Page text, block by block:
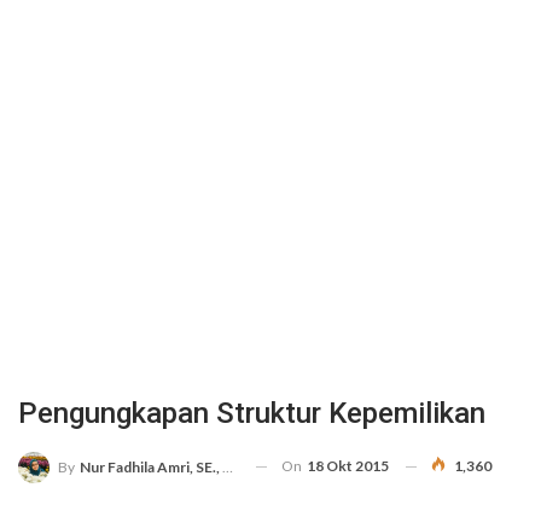
Pengungkapan Struktur Kepemilikan
By Nur Fadhila Amri, SE., Ak., M.Si On 18 Okt 2015 1,360